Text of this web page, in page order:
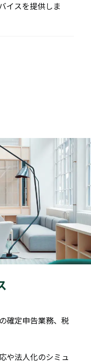
イスを提供しま
確定申告業務、税
や法人化のシミュ